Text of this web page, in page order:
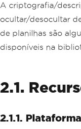
A criptografia/
ocultar/desocultar
de planilhas são
disponíveis na
2.1.
2.1.1.